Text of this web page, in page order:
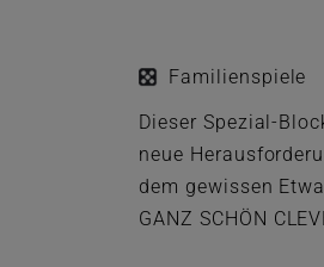
Familienspiele
Dieser Spezial-
neue
dem gewissen
GANZ SCHÖN